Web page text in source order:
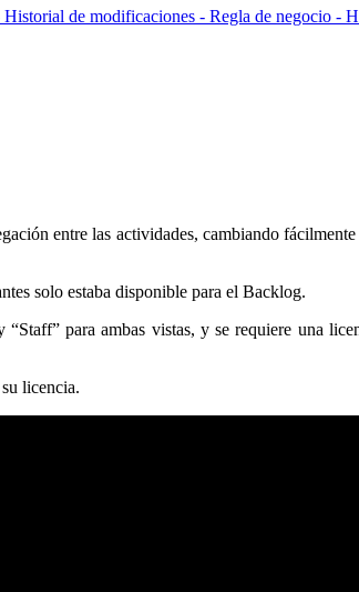
Historial de modificaciones - Regla de negocio -
entre las actividades, cambiando
solo estaba disponible para el Backlog.
para ambas vistas, y se requiere una
licencia.